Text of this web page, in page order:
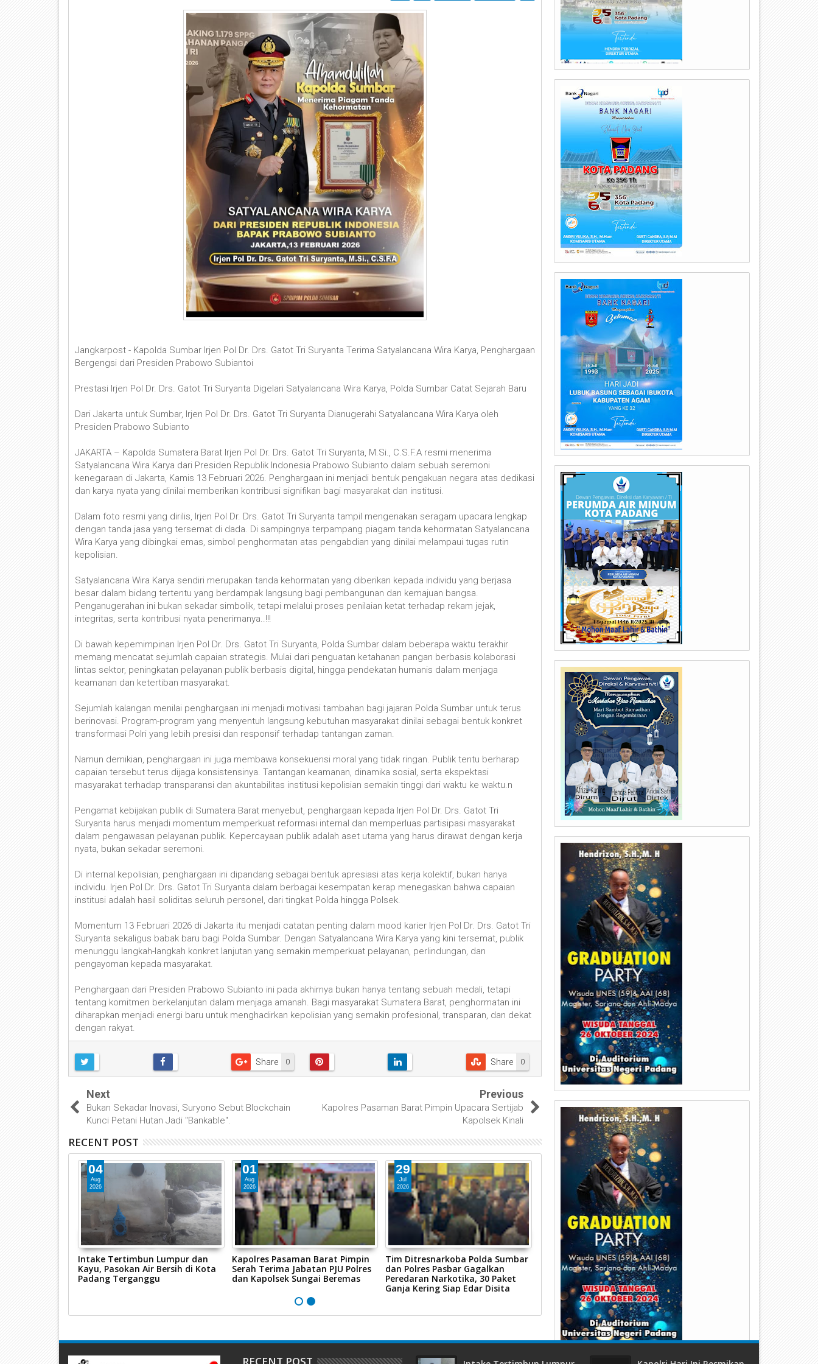
Jangkarpost - Kapolda Sumbar Irjen Pol Dr. Drs. Gatot Tri Suryanta Terima Satyalancana Wira Karya, Penghargaan
Bergengsi dari Presiden Prabowo Subiantoi
Prestasi Irjen Pol Dr. Drs. Gatot Tri Suryanta Digelari Satyalancana Wira Karya, Polda Sumbar Catat Sejarah Baru
Dari Jakarta untuk Sumbar, Irjen Pol Dr. Drs. Gatot Tri Suryanta Dianugerahi Satyalancana Wira Karya oleh
Presiden Prabowo Subianto
JAKARTA – Kapolda Sumatera Barat Irjen Pol Dr. Drs. Gatot Tri Suryanta, M.Si., C.S.F.A resmi menerima
Satyalancana Wira Karya dari Presiden Republik Indonesia Prabowo Subianto dalam sebuah seremoni
kenegaraan di Jakarta, Kamis 13 Februari 2026. Penghargaan ini menjadi bentuk pengakuan negara atas dedikasi
dan karya nyata yang dinilai memberikan kontribusi signifikan bagi masyarakat dan institusi.
Dalam foto resmi yang dirilis, Irjen Pol Dr. Drs. Gatot Tri Suryanta tampil mengenakan seragam upacara lengkap
dengan tanda jasa yang tersemat di dada. Di sampingnya terpampang piagam tanda kehormatan Satyalancana
Wira Karya yang dibingkai emas, simbol penghormatan atas pengabdian yang dinilai melampaui tugas rutin
kepolisian.
Satyalancana Wira Karya sendiri merupakan tanda kehormatan yang diberikan kepada individu yang berjasa
besar dalam bidang tertentu yang berdampak langsung bagi pembangunan dan kemajuan bangsa.
Penganugerahan ini bukan sekadar simbolik, tetapi melalui proses penilaian ketat terhadap rekam jejak,
integritas, serta kontribusi nyata penerimanya..!!!
Di bawah kepemimpinan Irjen Pol Dr. Drs. Gatot Tri Suryanta, Polda Sumbar dalam beberapa waktu terakhir
memang mencatat sejumlah capaian strategis. Mulai dari penguatan ketahanan pangan berbasis kolaborasi
lintas sektor, peningkatan pelayanan publik berbasis digital, hingga pendekatan humanis dalam menjaga
keamanan dan ketertiban masyarakat.
Sejumlah kalangan menilai penghargaan ini menjadi motivasi tambahan bagi jajaran Polda Sumbar untuk terus
berinovasi. Program-program yang menyentuh langsung kebutuhan masyarakat dinilai sebagai bentuk konkret
transformasi Polri yang lebih presisi dan responsif terhadap tantangan zaman.
Namun demikian, penghargaan ini juga membawa konsekuensi moral yang tidak ringan. Publik tentu berharap
capaian tersebut terus dijaga konsistensinya. Tantangan keamanan, dinamika sosial, serta ekspektasi
masyarakat terhadap transparansi dan akuntabilitas institusi kepolisian semakin tinggi dari waktu ke waktu.n
Pengamat kebijakan publik di Sumatera Barat menyebut, penghargaan kepada Irjen Pol Dr. Drs. Gatot Tri
Suryanta harus menjadi momentum memperkuat reformasi internal dan memperluas partisipasi masyarakat
dalam pengawasan pelayanan publik. Kepercayaan publik adalah aset utama yang harus dirawat dengan kerja
nyata, bukan sekadar seremoni.
Di internal kepolisian, penghargaan ini dipandang sebagai bentuk apresiasi atas kerja kolektif, bukan hanya
individu. Irjen Pol Dr. Drs. Gatot Tri Suryanta dalam berbagai kesempatan kerap menegaskan bahwa capaian
institusi adalah hasil soliditas seluruh personel, dari tingkat Polda hingga Polsek.
Momentum 13 Februari 2026 di Jakarta itu menjadi catatan penting dalam mood karier Irjen Pol Dr. Drs. Gatot Tri
Suryanta sekaligus babak baru bagi Polda Sumbar. Dengan Satyalancana Wira Karya yang kini tersemat, publik
menunggu langkah-langkah konkret lanjutan yang semakin memperkuat pelayanan, perlindungan, dan
pengayoman kepada masyarakat.
Penghargaan dari Presiden Prabowo Subianto ini pada akhirnya bukan hanya tentang sebuah medali, tetapi
tentang komitmen berkelanjutan dalam menjaga amanah. Bagi masyarakat Sumatera Barat, penghormatan ini
diharapkan menjadi energi baru untuk menghadirkan kepolisian yang semakin profesional, transparan, dan dekat
dengan rakyat.
0
Share 0
Share
Next
Bukan Sekadar Inovasi, Suryono Sebut Blockchain
Kunci Petani Hutan Jadi "Bankable".
Previous
Kapolres Pasaman Barat Pimpin Upacara Sertijab
Kapolsek Kinali
RECENT POST
04
Aug
2026
Intake Tertimbun Lumpur dan
Kayu, Pasokan Air Bersih di Kota
Padang Terganggu
01
Aug
2026
Kapolres Pasaman Barat Pimpin
Serah Terima Jabatan PJU Polres
dan Kapolsek Sungai Beremas
29
Jul
2026
Tim Ditresnarkoba Polda Sumbar
dan Polres Pasbar Gagalkan
Peredaran Narkotika, 30 Paket
Ganja Kering Siap Edar Disita
Perumda Air Minum Kota Padang
Perbaiki IPA Gunung Pangilun, 25
Ribu Pelanggan Terdampak
Penyesuaian